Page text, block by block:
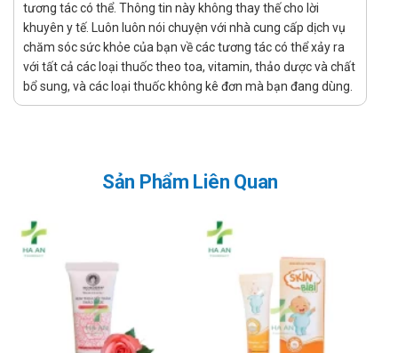
thời điểm mua. Vì vậy, để biết giá cụ thể của Thực Phẩm Bảo Vệ
Sức Khỏe Calci Seaweed, quý khách hàng vui lòng liên hệ hotline
của công ty bằng cách Call/Zalo: hotline để được tư vấn và hỗ trợ.
Ở đâu bán Thực Phẩm Bảo Vệ Sức Khỏe
Calci Seaweed chính hãng, uy tín?
Đặt hàng tại website: thuochaan.com
Đặt hàng qua hotline: Call/zalo hotline.
Sự yêu mến và tin tưởng của khách hàng và các đối tác luôn là
niềm tự hào và là sự thành công lớn nhất đối với Nhà thuốc Hà An.
Nhà thuốc Hà An chúc bạn luôn mạnh khỏe, vui vẻ và hạnh phúc!
tương tác có thể. Thông tin này không thay thế cho lời
khuyên y tế. Luôn luôn nói chuyện với nhà cung cấp dịch vụ
chăm sóc sức khỏe của bạn về các tương tác có thể xảy ra
với tất cả các loại thuốc theo toa, vitamin, thảo dược và chất
bổ sung, và các loại thuốc không kê đơn mà bạn đang dùng.
Sản Phẩm Liên Quan